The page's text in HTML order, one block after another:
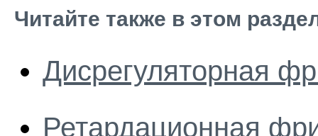
Читайте также в этом
Дисрегуляторная
Ретардационная